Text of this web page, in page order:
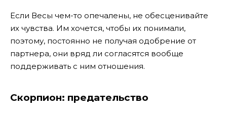
Если Весы чем-то опечалены, не обесценивайте
их чувства. Им хочется, чтобы их понимали,
поэтому, постоянно не получая одобрение от
партнера, они вряд ли согласятся вообще
поддерживать с ним отношения.
Скорпион: предательство